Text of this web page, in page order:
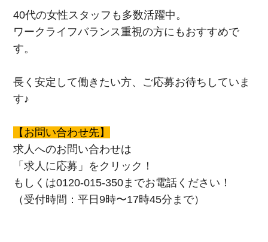
40代の女性スタッフも多数活躍中。
ワークライフバランス重視の方にもおすすめで
す。
長く安定して働きたい方、ご応募お待ちしていま
す♪
【お問い合わせ先】
求人へのお問い合わせは
「求人に応募」をクリック！
もしくは0120-015-350までお電話ください！
（受付時間：平日9時〜17時45分まで）